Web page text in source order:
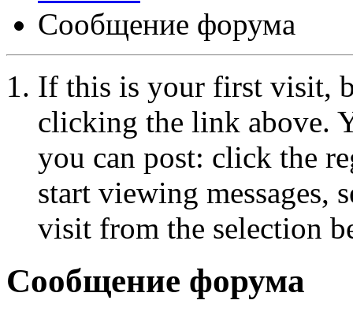
Сообщение форума
If this is your first visit,
clicking the link above.
you can post: click the
start viewing messages,
visit from the selection
Сообщение форума